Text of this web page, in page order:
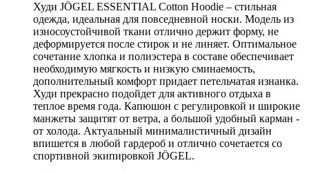
Худи JÖGEL ESSENTIAL Cotton Hoodie – стильная
одежда, идеальная для повседневной носки. Модель из
износоустойчивой ткани отлично держит форму, не
деформируется после стирок и не линяет. Оптимальное
сочетание хлопка и полиэстера в составе обеспечивает
необходимую мягкость и низкую сминаемость,
дополнительный комфорт придает петельчатая изнанка.
Худи прекрасно подойдет для активного отдыха в
теплое время года. Капюшон с регулировкой и широкие
манжеты защитят от ветра, а большой удобный карман -
от холода. Актуальный минималистичный дизайн
впишется в любой гардероб и отлично сочетается со
спортивной экипировкой JÖGEL.